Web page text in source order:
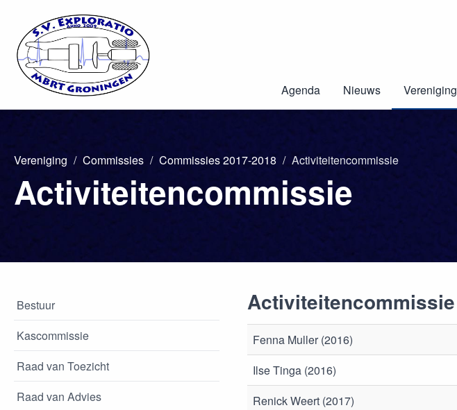
Agenda Nieuws Vereniging
Vereniging Commissies Commissies 2017-2018 Activiteitencommissie
Activiteitencommissie
Bestuur
Kascommissie
Raad van Toezicht
Raad van Advies
Activiteitencommissie
Fenna Muller (2016)
Ilse Tinga (2016)
Renick Weert (2017)